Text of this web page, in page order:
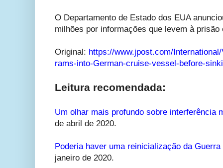
O Departamento de Estado dos EUA
milhões por informações que levem à prisão
Original: https://www.jpost.com/
rams-into-German-cruise-vessel-before-
Leitura recomendada:
Um olhar mais profundo sobre interferência
de abril de 2020.
Poderia haver uma reinicialização da
janeiro de 2020.